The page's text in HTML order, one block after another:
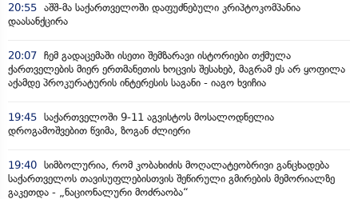
20:55 აშშ-მა საქართველოში დაფუძნებული კრიპტოკომპანია
დაასანქცირა
20:07 ჩემ გადაცემაში ისეთი შემზარავი ისტორიები თქმულა
ქართველების მიერ ერთმანეთის ხოცვის შესახებ, მაგრამ ეს არ ყოფილა
აქამდე პროკურატურის ინტერესის საგანი - იაგო ხვიჩია
19:45 საქართველოში 9-11 აგვისტოს მოსალოდნელია
დროგამოშვებით წვიმა, ზოგან ძლიერი
19:40 სიმბოლურია, რომ კობახიძის მოღალატეობრივი განცხადება
საქართველოს თავისუფლებისთვის შეწირული გმირების მემორიალზე
გაკეთდა - „ნაციონალური მოძრაობა“